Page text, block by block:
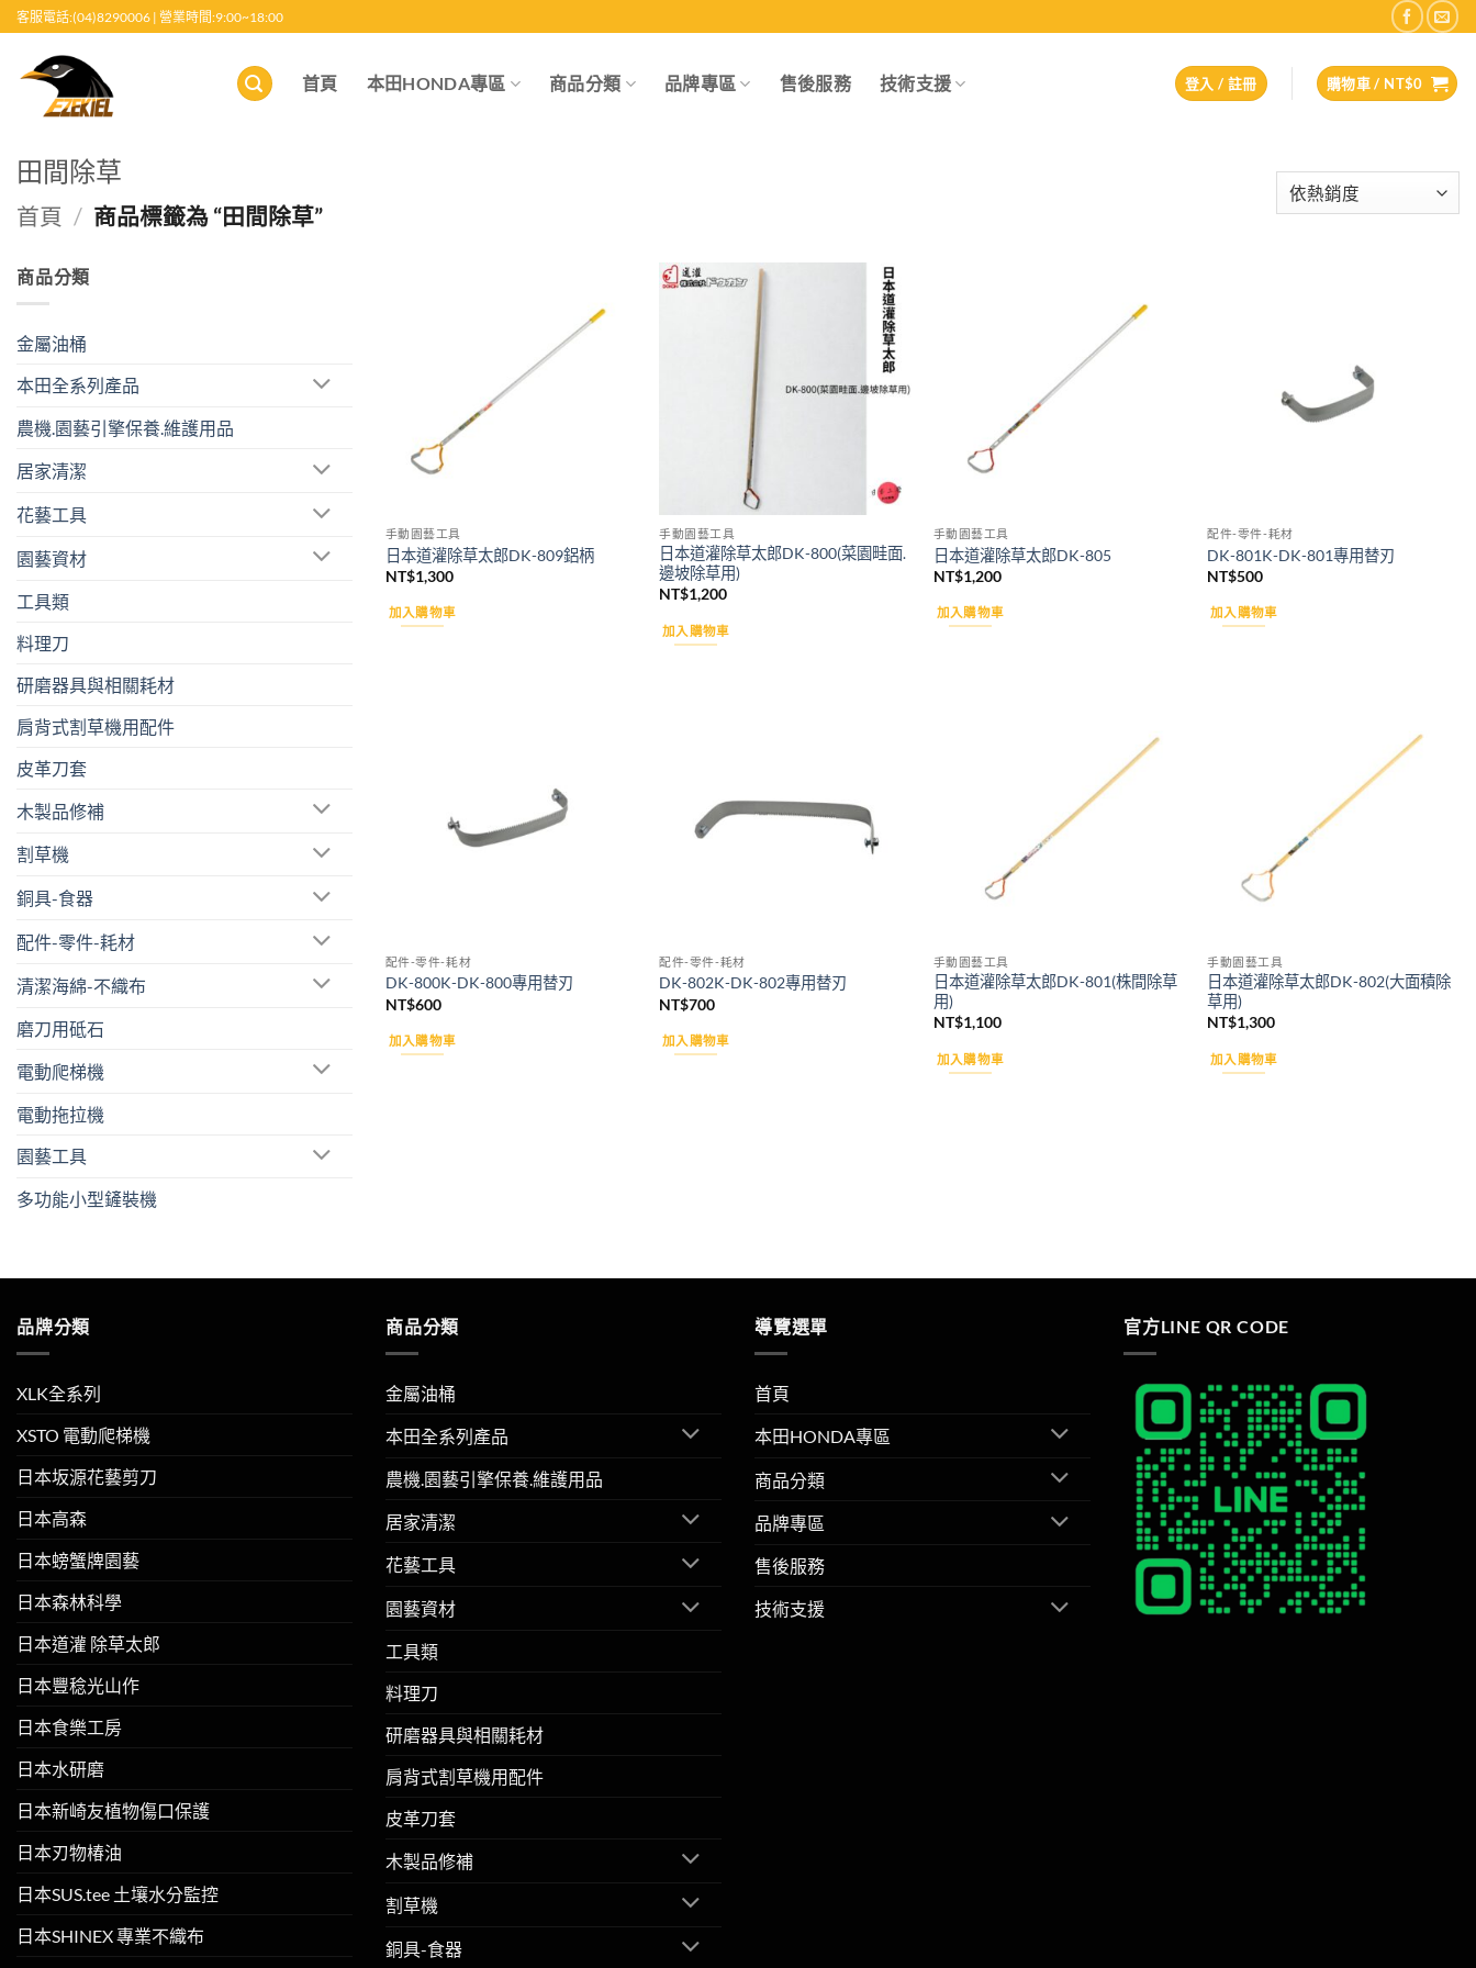
至
客服電話:(04)8290006 | 營業時間:9:00~18:00
首頁 本田HONDA專區 商品分類 品牌專區 售後服務 技術支援 登入 / 註冊 購物車 / NT$0
田間除草
首頁 / 商品標籤為 “田間除草”
商品分類
金屬油桶
本田全系列產品
農機.園藝引擎保養.維護用品
居家清潔
花藝工具
園藝資材
工具類
料理刀
研磨器具與相關耗材
肩背式割草機用配件
皮革刀套
木製品修補
割草機
銅具-食器
配件-零件-耗材
清潔海綿-不織布
磨刀用砥石
電動爬梯機
電動拖拉機
園藝工具
多功能小型鏟裝機
Add to
wishlist
手動園藝工具
日本道灌除草太郎DK-809鋁柄
NT$1,300
加入購物車
Add to
wishlist
手動園藝工具
日本道灌除草太郎DK-800(菜園畦面.
邊坡除草用)
NT$1,200
加入購物車
Add to
手動園藝工具
日本道灌除草太郎DK-805
NT$1,200
加入購物車
配件-零件-耗材
DK-801K-DK-801專用替刃
NT$500
加入購物車
配件-零件-耗材
DK-800K-DK-800專用替刃
NT$600
加入購物車
配件-零件-耗材
DK-802K-DK-802專用替刃
NT$700
加入購物車
Add to
wishlist
手動園藝工具
日本道灌除草太郎DK-801(株間除草
用)
NT$1,100
加入購物車
Add to
手動園藝工具
日本道灌除草太郎DK-802(大面積除
草用)
NT$1,300
加入購物車
品牌分類
XLK全系列
XSTO 電動爬梯機
日本坂源花藝剪刀
日本高森
日本螃蟹牌園藝
日本森林科學
日本道灌 除草太郎
日本豐稔光山作
日本食樂工房
日本水研磨
日本新崎友植物傷口保護
日本刃物椿油
日本SUS.tee 土壤水分監控
日本SHINEX 專業不織布
商品分類
金屬油桶
本田全系列產品
農機.園藝引擎保養.維護用品
居家清潔
花藝工具
園藝資材
工具類
料理刀
研磨器具與相關耗材
肩背式割草機用配件
皮革刀套
木製品修補
割草機
銅具-食器
導覽選單
首頁
本田HONDA專區
商品分類
品牌專區
售後服務
技術支援
官方LINE QR CODE